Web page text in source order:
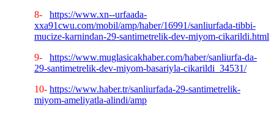
8-
https://www.xn--urfaada-
xxa91cwu.com/mobil/amp/haber/16991/sanliurfada-tibbi-
mucize-karnindan-29-santimetrelik-dev-miyom-cikarildi.html
9-
https://www.muglasicakhaber.com/haber/sanliurfa-da-
29-santimetrelik-dev-miyom-basariyla-cikarildi_34531/
10- https://www.haber.tr/sanliurfada-29-santimetrelik-
miyom-ameliyatla-alindi/amp